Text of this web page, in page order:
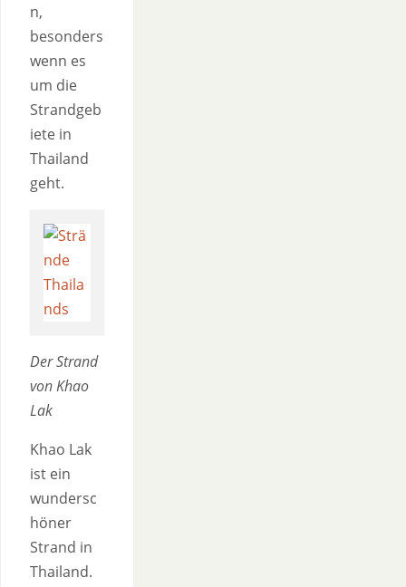
n,
besonders
wenn es
um die
Strandgeb
iete in
Thailand
geht.
Der Strand
von Khao
Lak
Khao Lak
ist ein
wundersc
höner
Strand in
Thailand.